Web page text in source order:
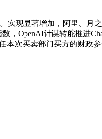
现显著增加，阿里、月
，OpenAI计谋转舵推进
次买卖部门买方的财政